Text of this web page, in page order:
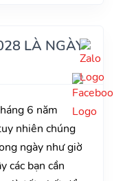
LÀ NGÀY
6 năm
nhiên chúng
ngày như giờ
các bạn cần